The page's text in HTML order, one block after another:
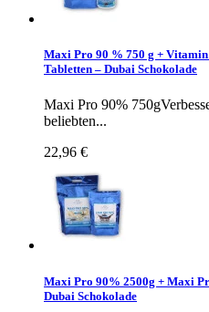
Maxi Pro 90 % 750 g +
Tabletten – Dubai Schokolade
Maxi Pro 90%
beliebten...
22,96 €
Maxi Pro 90% 2500g + Maxi
Dubai Schokolade